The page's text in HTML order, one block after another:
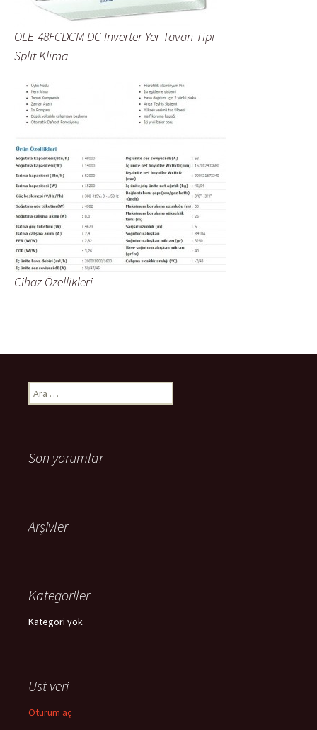
OLE-48FCDCM DC Inverter Yer Tavan Tipi
Split Klima
Cihaz Özellikleri
Arama:
Son yorumlar
Arşivler
Kategoriler
Kategori yok
Üst veri
Oturum aç